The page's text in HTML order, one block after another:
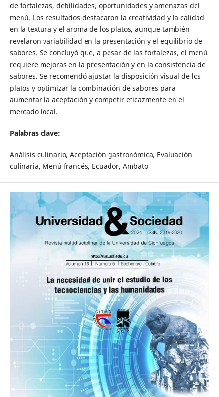
de fortalezas, debilidades, oportunidades y amenazas del
menú. Los resultados destacaron la creatividad y la calidad
en la textura y el aroma de los platos, aunque también
revelaron variabilidad en la presentación y el equilibrio de
sabores. Se concluyó que, a pesar de las fortalezas, el menú
requiere mejoras en la presentación y en la consistencia de
sabores. Se recomendó ajustar la disposición visual de los
platos y optimizar la combinación de sabores para
aumentar la aceptación y competir eficazmente en el
mercado local.
Palabras clave:
Análisis culinario, Aceptación gastronómica, Evaluación
culinaria, Menú francés, Ecuador, Ambato